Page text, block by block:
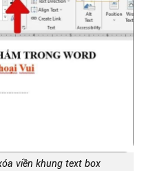
viền khung text box